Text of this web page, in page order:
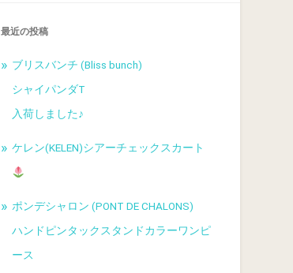
最近の投稿
ブリスバンチ (Bliss bunch)
シャイパンダT
入荷しました♪
ケレン(KELEN)シアーチェックスカート
ポンデシャロン (PONT DE CHALONS)
ハンドピンタックスタンドカラーワンピ
ース